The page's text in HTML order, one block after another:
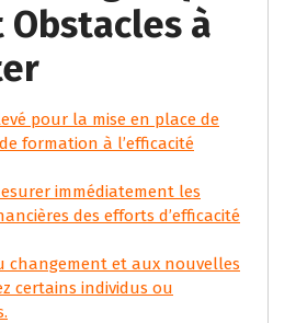
Obstacles à
pour la mise en place de
formation à l’efficacité
immédiatement les
des efforts d’efficacité
changement et aux nouvelles
certains individus ou